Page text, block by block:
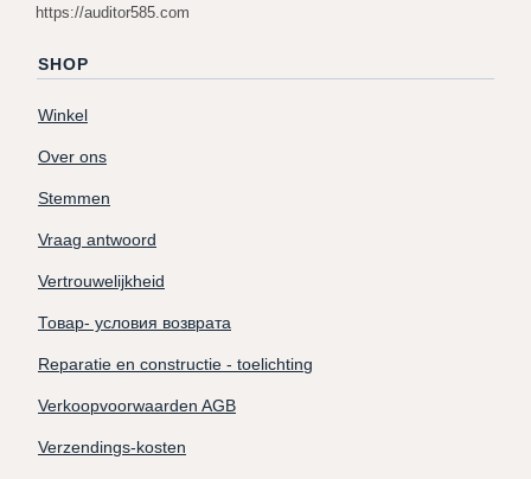
https://auditor585.com
SHOP
Winkel
Over ons
Stemmen
Vraag antwoord
Vertrouwelijkheid
Товар- условия возврата
Reparatie en constructie - toelichting
Verkoopvoorwaarden AGB
Verzendings-kosten